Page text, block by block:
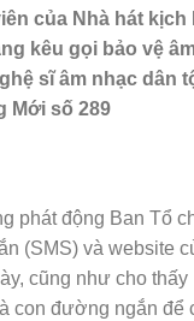
của Nhà hát kịch
kêu gọi bảo vệ
sĩ âm nhạc dân
Mới số 289
phát động Ban Tổ
(SMS) và website
cũng như cho thấy
con đường ngắn để